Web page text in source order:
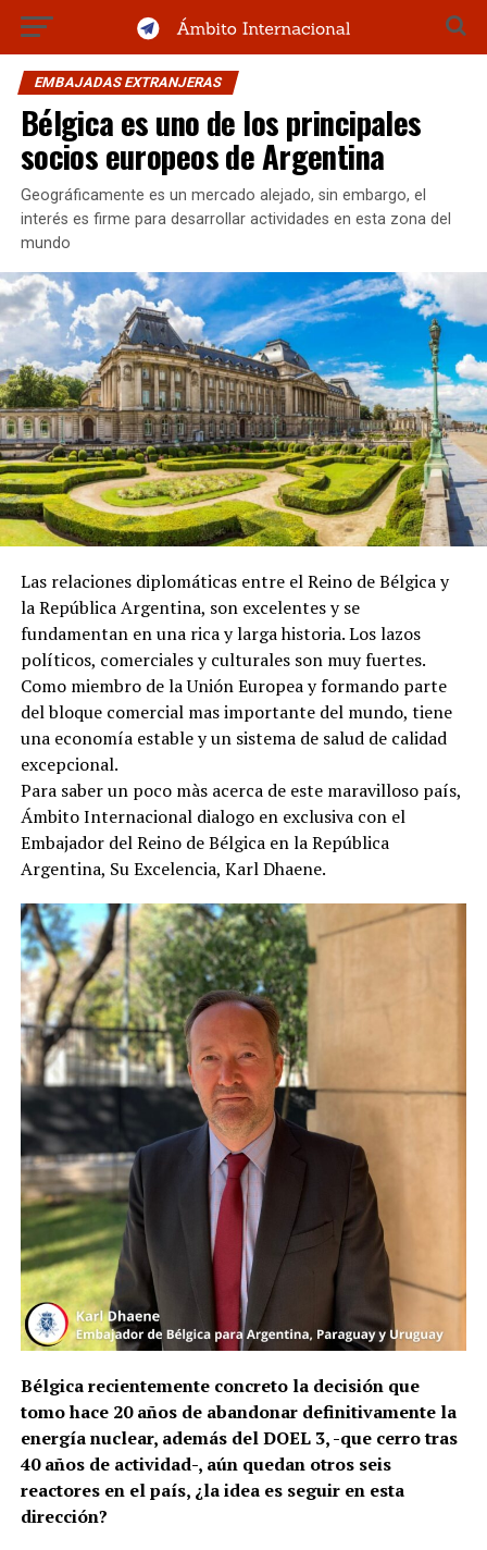
EMBAJADAS EXTRANJERAS
Bélgica es uno de los principales
socios europeos de Argentina
Geográficamente es un mercado alejado, sin embargo, el
interés es firme para desarrollar actividades en esta zona del
mundo
Las relaciones diplomáticas entre el Reino de Bélgica y
la República Argentina, son excelentes y se
fundamentan en una rica y larga historia. Los lazos
políticos, comerciales y culturales son muy fuertes.
Como miembro de la Unión Europea y formando parte
del bloque comercial mas importante del mundo, tiene
una economía estable y un sistema de salud de calidad
excepcional.
Para saber un poco màs acerca de este maravilloso país,
Ámbito Internacional dialogo en exclusiva con el
Embajador del Reino de Bélgica en la República
Argentina, Su Excelencia, Karl Dhaene.
Bélgica recientemente concreto la decisión que
tomo hace 20 años de abandonar definitivamente la
energía nuclear, además del DOEL 3, -que cerro tras
40 años de actividad-, aún quedan otros seis
reactores en el país, ¿la idea es seguir en esta
dirección?